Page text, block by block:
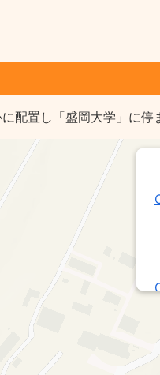
配置し「盛岡大学」に停